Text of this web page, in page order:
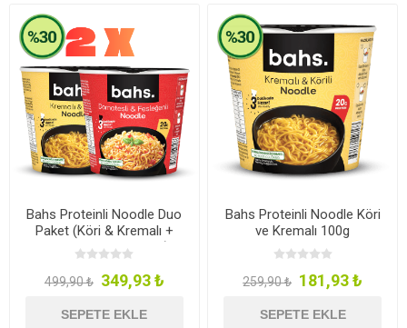
Bahs Proteinli Noodle Duo
Paket (Köri & Kremalı +
Domates & Fesleğen)
2x100g
499,90 ₺ 349,93 ₺
SEPETE EKLE
Bahs Proteinli Noodle Köri
ve Kremalı 100g
259,90 ₺ 181,93 ₺
SEPETE EKLE